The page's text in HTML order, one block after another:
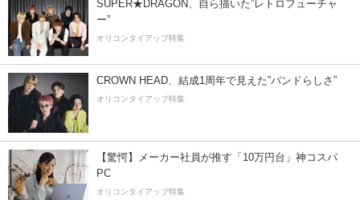
SUPER★DRAGON、自ら描いた”レトロフューチャ
ー”
オリコンタイアップ特集
CROWN HEAD、結成1周年で見えた”バンドらしさ”
オリコンタイアップ特集
【驚愕】メーカー社員が推す「10万円台」神コスパ
PC
オリコンタイアップ特集